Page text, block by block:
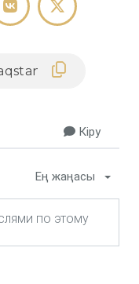
Кіру
Ең жаңасы